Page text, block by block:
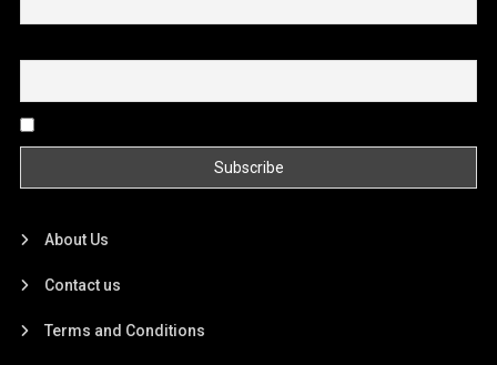
About Us
Contact us
Terms and Conditions